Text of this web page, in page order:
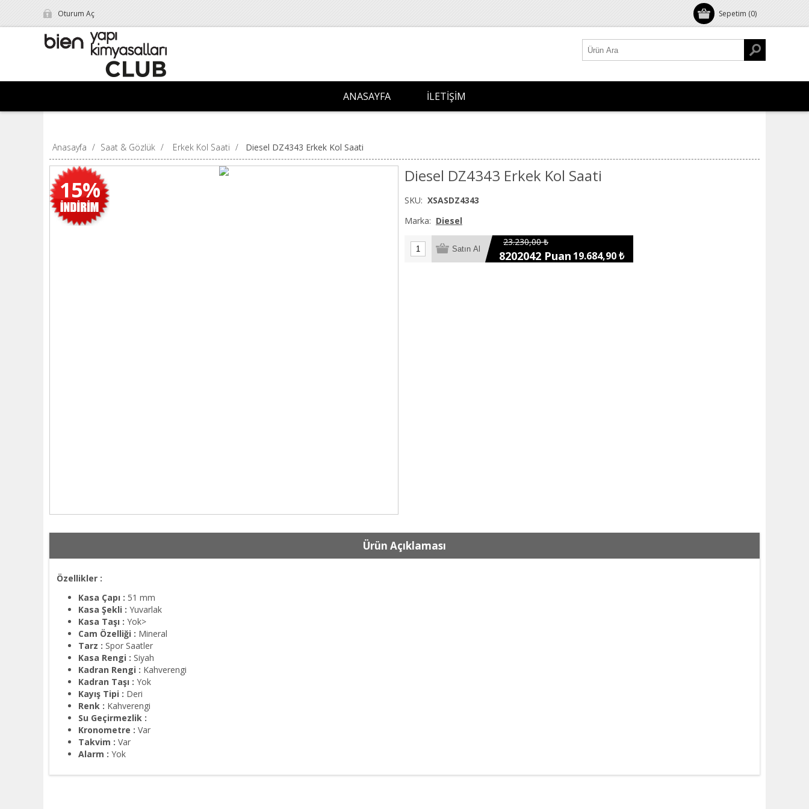
Sepetim (0)
Oturum Aç
ANASAYFA İLETIŞIM
Anasayfa / Saat & Gözlük / Erkek Kol Saati / Diesel DZ4343 Erkek Kol Saati
15%
Diesel DZ4343 Erkek Kol Saati
SKU: XSASDZ4343
Marka: Diesel
23.230,00 ₺
8202042 Puan 19.684,90 ₺
Ürün Açıklaması
Özellikler :
Kasa Çapı : 51 mm
Kasa Şekli : Yuvarlak
Kasa Taşı : Yok>
Cam Özelliği : Mineral
Tarz : Spor Saatler
Kasa Rengi : Siyah
Kadran Rengi : Kahverengi
Kadran Taşı : Yok
Kayış Tipi : Deri
Renk : Kahverengi
Su Geçirmezlik :
Kronometre : Var
Takvim : Var
Alarm : Yok